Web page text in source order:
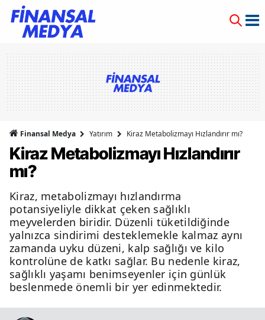
Finansal Medya Yatırım Kiraz Metabolizmayı Hızlandırır mı?
Kiraz Metabolizmayı Hızlandırır
mı?
Kiraz, metabolizmayı hızlandırma
potansiyeliyle dikkat çeken sağlıklı
meyvelerden biridir. Düzenli tüketildiğinde
yalnızca sindirimi desteklemekle kalmaz aynı
zamanda uyku düzeni, kalp sağlığı ve kilo
kontrolüne de katkı sağlar. Bu nedenle kiraz,
sağlıklı yaşamı benimseyenler için günlük
beslenmede önemli bir yer edinmektedir.